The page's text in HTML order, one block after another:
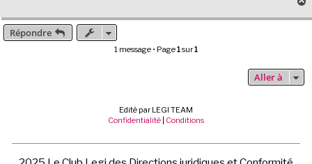
u
Répondre
1 message • Page1sur1
Aller à
Edité par LEGI TEAM
Confidentialité | Conditions